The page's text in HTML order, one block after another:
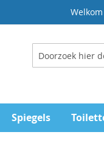
Zoeken
Spiegels